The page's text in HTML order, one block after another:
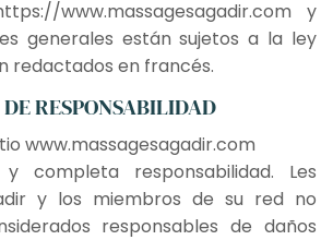
www.massagesagadir.com y
generales están sujetos a la ley
redactados en francés.
RESPONSABILIDAD
www.massagesagadir.com
completa responsabilidad. Les
y los miembros de su red no
responsables de daños